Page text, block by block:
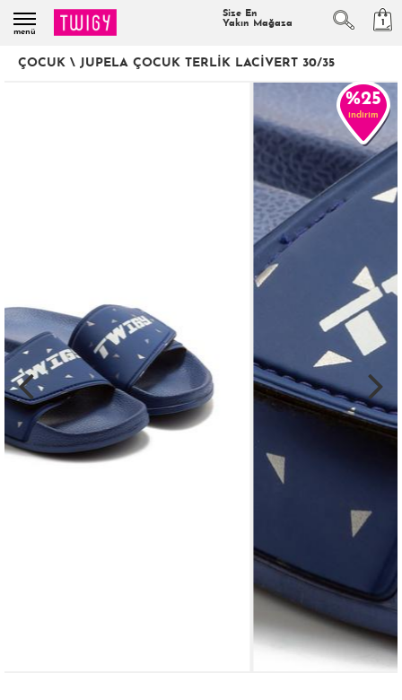
menü
Size En
Yakın Mağaza
1
ÇOCUK \ JUPELA ÇOCUK TERLIK LACIVERT 30/35
%25
indirim